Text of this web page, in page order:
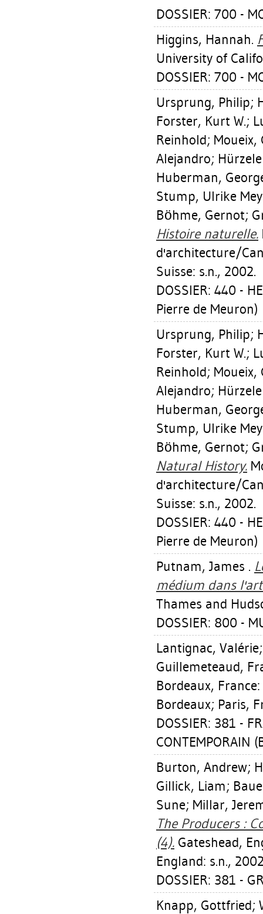
DOSSIER: 700 -
Higgins, Hannah.
University of
DOSSIER: 700 -
Ursprung, Philip;
Forster, Kurt W.;
Reinhold; Moueix,
Alejandro;
Huberman,
Stump, Ulrike
Böhme, Gernot;
Histoire naturelle.
d'architecture/
Suisse: s.n., 2002.
DOSSIER: 440 -
Pierre de Meuron)
Ursprung, Philip;
Forster, Kurt W.;
Reinhold; Moueix,
Alejandro;
Huberman,
Stump, Ulrike
Böhme, Gernot;
Natural History.
d'architecture/
Suisse: s.n., 2002.
DOSSIER: 440 -
Pierre de Meuron)
Putnam, James .
médium dans
Thames and
DOSSIER: 800 -
Lantignac, Valérie
Guillemeteaud,
Bordeaux,
Bordeaux; Paris,
DOSSIER: 381 -
CONTEMPORAIN
Burton, Andrew;
Gillick, Liam;
Sune; Millar,
The Producers :
(4). Gateshead,
England: s.n.,
DOSSIER: 381 -
Knapp, Gottfried;